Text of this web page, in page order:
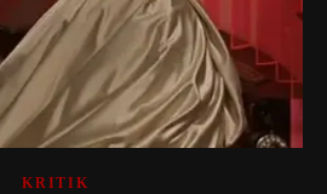
KRITIK